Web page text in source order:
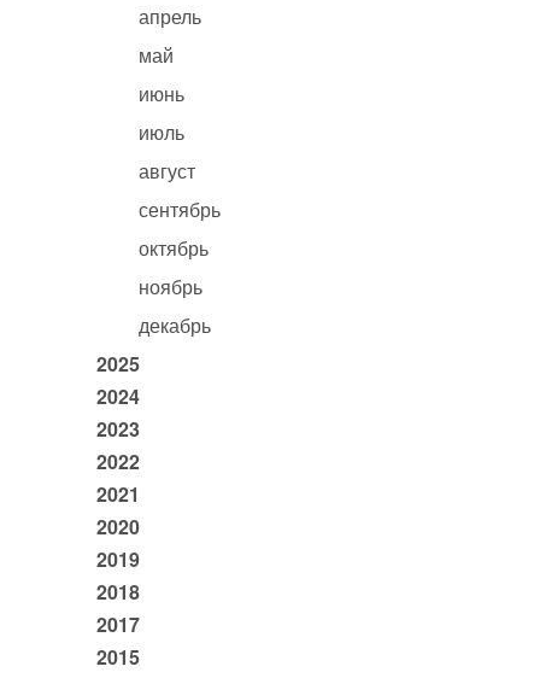
апрель
май
июнь
июль
август
сентябрь
октябрь
ноябрь
декабрь
2025
2024
2023
2022
2021
2020
2019
2018
2017
2015